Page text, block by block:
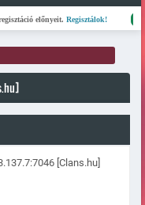
előnyeit.Regisztálok! Kész
[Clans.hu]